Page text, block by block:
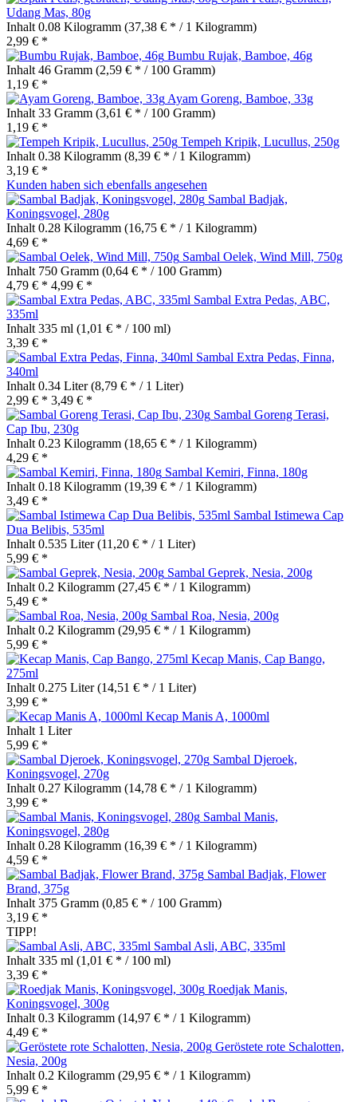
Udang Mas, 80g
Inhalt 0.08 Kilogramm (37,38 € * / 1 Kilogramm)
2,99 € *
Bumbu Rujak, Bamboe, 46g
Inhalt 46 Gramm (2,59 € * / 100 Gramm)
1,19 € *
Ayam Goreng, Bamboe, 33g
Inhalt 33 Gramm (3,61 € * / 100 Gramm)
1,19 € *
Tempeh Kripik, Lucullus, 250g
Inhalt 0.38 Kilogramm (8,39 € * / 1 Kilogramm)
3,19 € *
Kunden haben sich ebenfalls angesehen
Sambal Badjak,
Koningsvogel, 280g
Inhalt 0.28 Kilogramm (16,75 € * / 1 Kilogramm)
4,69 € *
Sambal Oelek, Wind Mill, 750g
Inhalt 750 Gramm (0,64 € * / 100 Gramm)
4,79 € * 4,99 € *
Sambal Extra Pedas, ABC,
335ml
Inhalt 335 ml (1,01 € * / 100 ml)
3,39 € *
Sambal Extra Pedas, Finna,
340ml
Inhalt 0.34 Liter(8,79 € * / 1 Liter)
2,99 € * 3,49 € *
Sambal Goreng Terasi,
Cap Ibu, 230g
Inhalt 0.23 Kilogramm (18,65 € * / 1 Kilogramm)
4,29 € *
Sambal Kemiri, Finna, 180g
Inhalt 0.18 Kilogramm (19,39 € * / 1 Kilogramm)
3,49 € *
Sambal Istimewa Cap
Dua Belibis, 535ml
Inhalt 0.535 Liter(11,20 € * / 1 Liter)
5,99 € *
Sambal Geprek, Nesia, 200g
Inhalt 0.2 Kilogramm (27,45 € * / 1 Kilogramm)
5,49 € *
Sambal Roa, Nesia, 200g
Inhalt 0.2 Kilogramm (29,95 € * / 1 Kilogramm)
5,99 € *
Kecap Manis, Cap Bango,
275ml
Inhalt 0.275 Liter(14,51 € * / 1 Liter)
3,99 € *
Kecap Manis A, 1000ml
Inhalt 1 Liter
5,99 € *
Sambal Djeroek,
Koningsvogel, 270g
Inhalt 0.27 Kilogramm (14,78 € * / 1 Kilogramm)
3,99 € *
Sambal Manis,
Koningsvogel, 280g
Inhalt 0.28 Kilogramm (16,39 € * / 1 Kilogramm)
4,59 € *
Sambal Badjak, Flower
Brand, 375g
Inhalt 375 Gramm (0,85 € * / 100 Gramm)
3,19 € *
TIPP!
Sambal Asli, ABC, 335ml
Inhalt 335 ml (1,01 € * / 100 ml)
3,39 € *
Roedjak Manis,
Koningsvogel, 300g
Inhalt 0.3 Kilogramm (14,97 € * / 1 Kilogramm)
4,49 € *
Geröstete rote Schalotten,
Nesia, 200g
Inhalt 0.2 Kilogramm (29,95 € * / 1 Kilogramm)
5,99 € *